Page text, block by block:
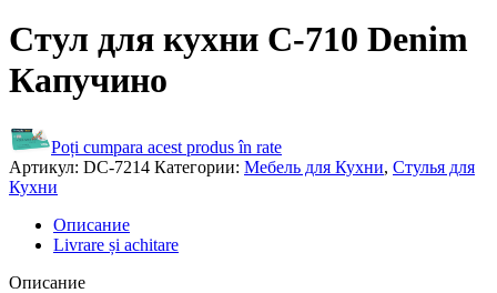
Стул для кухни C-710 Denim
Капучино
Poți cumpara acest produs în rate
Артикул: DC-7214 Категории: Мебель для Кухни, Стулья для
Кухни
Описание
Livrare și achitare
Описание